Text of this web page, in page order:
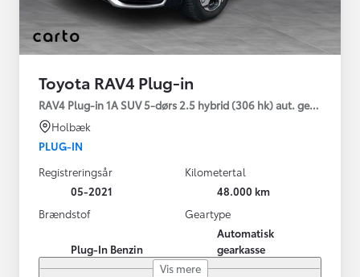
Toyota RAV4 Plug-in
RAV4 Plug-in 1A SUV 5-dørs 2.5 hybrid (306 hk) aut. gear AWD-i
Holbæk
PLUG-IN
Registreringsår
05-2021
Kilometertal
48.000 km
Brændstof
Plug-In Benzin
Geartype
Automatisk
gearkasse
Vis mere